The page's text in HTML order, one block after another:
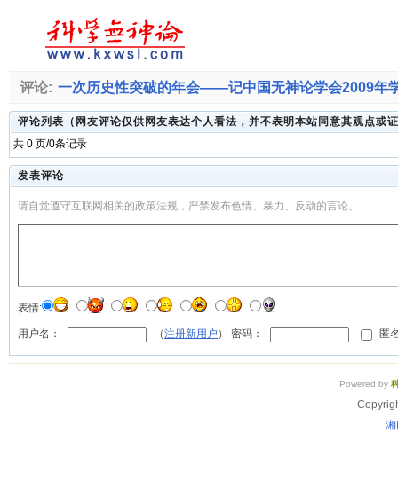
评论: 一次历史性突破的年会――记中国无神论学会2009年
评论列表（网友评论仅供网友表达个人看法，并不表明本站同意其观点或
共 0 页/0条记录
发表评论
请自觉遵守互联网相关的政策法规，严禁发布色情、暴力、反动的言论。
表情:
用户名： （注册新用户 ） 密码： 匿
Powered by